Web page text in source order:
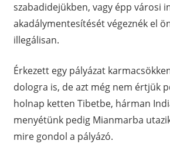
szabadidejükben, vagy épp városi
akadálymentesítését végeznék el
illegálisan.
Érkezett egy pályázat
dologra is, de azt még nem értjük
holnap ketten Tibetbe, hárman
menyétünk pedig Mianmarba
mire gondol a pályázó.